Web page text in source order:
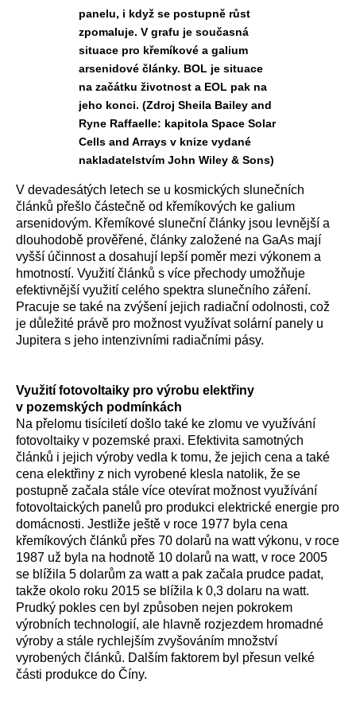
panelu, i když se postupně růst
zpomaluje. V grafu je současná
situace pro křemíkové a galium
arsenidové články. BOL je situace
na začátku životnost a EOL pak na
jeho konci. (Zdroj Sheila Bailey and
Ryne Raffaelle: kapitola Space Solar
Cells and Arrays v knize vydané
nakladatelstvím John Wiley & Sons)
V devadesátých letech se u kosmických slunečních
článků přešlo částečně od křemíkových ke galium
arsenidovým. Křemíkové sluneční články jsou levnější a
dlouhodobě prověřené, články založené na GaAs mají
vyšší účinnost a dosahují lepší poměr mezi výkonem a
hmotností. Využití článků s více přechody umožňuje
efektivnější využití celého spektra slunečního záření.
Pracuje se také na zvýšení jejich radiační odolnosti, což
je důležité právě pro možnost využívat solární panely u
Jupitera s jeho intenzivními radiačními pásy.
Využití fotovoltaiky pro výrobu elektřiny
v pozemských podmínkách
Na přelomu tisíciletí došlo také ke zlomu ve využívání
fotovoltaiky v pozemské praxi. Efektivita samotných
článků i jejich výroby vedla k tomu, že jejich cena a také
cena elektřiny z nich vyrobené klesla natolik, že se
postupně začala stále více otevírat možnost využívání
fotovoltaických panelů pro produkci elektrické energie pro
domácnosti. Jestliže ještě v roce 1977 byla cena
křemíkových článků přes 70 dolarů na watt výkonu, v roce
1987 už byla na hodnotě 10 dolarů na watt, v roce 2005
se blížila 5 dolarům za watt a pak začala prudce padat,
takže okolo roku 2015 se blížila k 0,3 dolaru na watt.
Prudký pokles cen byl způsoben nejen pokrokem
výrobních technologií, ale hlavně rozjezdem hromadné
výroby a stále rychlejším zvyšováním množství
vyrobených článků. Dalším faktorem byl přesun velké
části produkce do Číny.